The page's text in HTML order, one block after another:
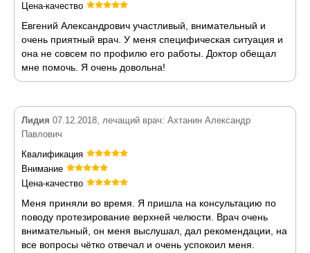
Цена-качество
Евгений Александрович участливый, внимательный и
очень приятный врач. У меня специфическая ситуация и
она не совсем по профилю его работы. Доктор обещал
мне помочь. Я очень довольна!
Лидия 07.12.2018, лечащий врач: Ахтанин Александр
Павлович
Квалификация
Внимание
Цена-качество
Меня приняли во время. Я пришла на консультацию по
поводу протезирование верхней челюсти. Врач очень
внимательный, он меня выслушал, дал рекомендации, на
все вопросы чётко отвечал и очень успокоил меня.